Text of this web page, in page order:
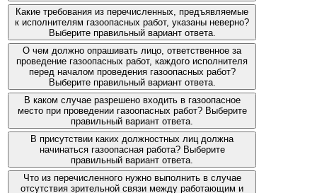
Какие требования из перечисленных, предъявляемые
к исполнителям газоопасных работ, указаны неверно?
Выберите правильный вариант ответа.
О чем должно опрашивать лицо, ответственное за
проведение газоопасных работ, каждого исполнителя
перед началом проведения газоопасных работ?
Выберите правильный вариант ответа.
В каком случае разрешено входить в газоопасное
место при проведении газоопасных работ? Выберите
правильный вариант ответа.
В присутствии каких должностных лиц должна
начинаться газоопасная работа? Выберите
правильный вариант ответа.
Что из перечисленного нужно выполнить в случае
отсутствия зрительной связи между работающим и